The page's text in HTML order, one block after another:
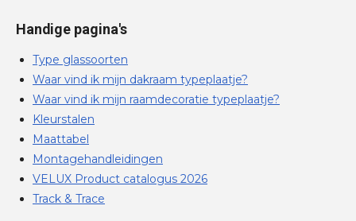
Handige pagina's
Type glassoorten
Waar vind ik mijn dakraam typeplaatje?
Waar vind ik mijn raamdecoratie typeplaatje?
Kleurstalen
Maattabel
Montagehandleidingen
VELUX Product catalogus 2026
Track & Trace